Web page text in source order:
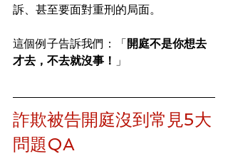
訴、甚至要面對重刑的局面。
這個例子告訴我們：「 開庭不是你想去
才去，不去就沒事！ 」
詐欺被告開庭沒到常見5大
問題QA